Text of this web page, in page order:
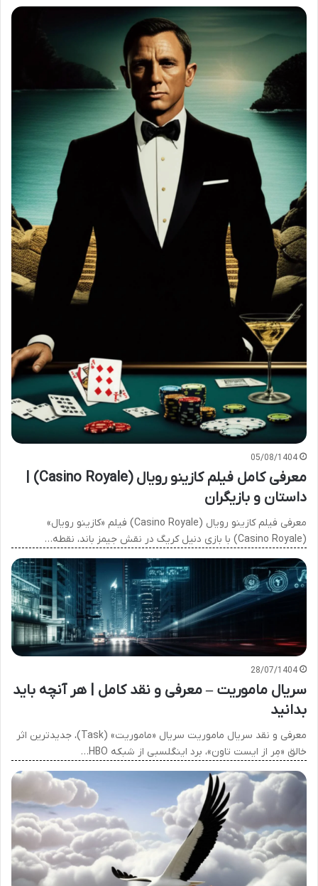
05/08/1404
معرفی کامل فیلم کازینو رویال (Casino Royale) |
داستان و بازیگران
معرفی فیلم کازینو رویال (Casino Royale) فیلم «کازینو رویال»
(Casino Royale) با بازی دنیل کریگ در نقش جیمز باند، نقطه…
28/07/1404
سریال ماموریت – معرفی و نقد کامل | هر آنچه باید
بدانید
معرفی و نقد سریال ماموریت سریال «ماموریت» (Task)، جدیدترین اثر
خالق «مِر از ایست تاون»، برد اینگلسبی از شبکه HBO…